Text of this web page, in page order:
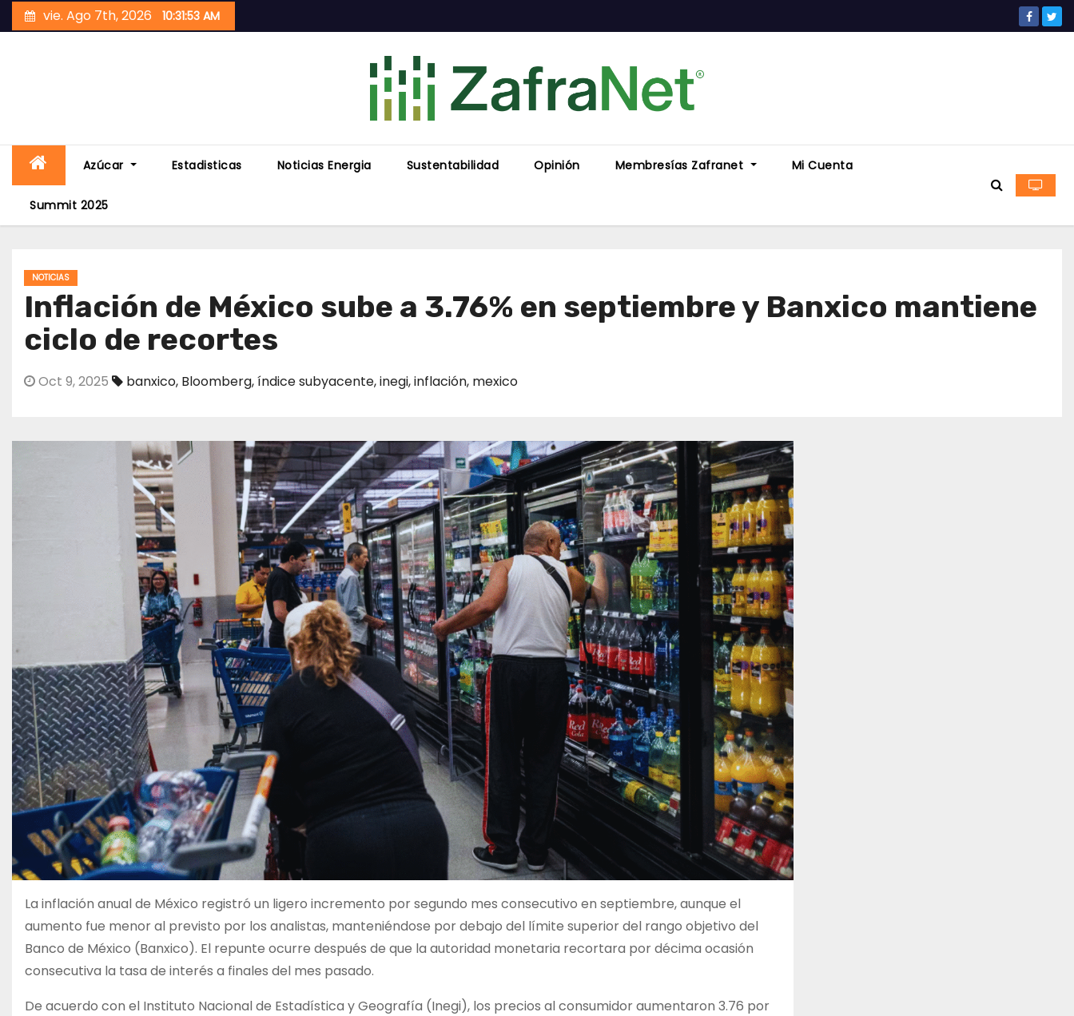
to
vie. Ago 7th, 2026 10:31:54 AM
Azúcar Estadisticas Noticias Energia Sustentabilidad Opinión Membresías Zafranet Mi Cuenta
Summit 2025
NOTICIAS
Inflación de México sube a 3.76% en septiembre y Banxico mantiene
ciclo de recortes
Oct 9, 2025 banxico, Bloomberg,índice subyacente,inegi,inflación, mexico
La inflación anual de México registró un ligero incremento por segundo mes consecutivo en septiembre, aunque el
aumento fue menor al previsto por los analistas, manteniéndose por debajo del límite superior del rango objetivo del
Banco de México (Banxico). El repunte ocurre después de que la autoridad monetaria recortara por décima ocasión
consecutiva la tasa de interés a finales del mes pasado.
De acuerdo con el Instituto Nacional de Estadística y Geografía (Inegi), los precios al consumidor aumentaron 3.76 por